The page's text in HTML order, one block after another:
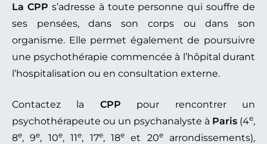
La CPP s’adresse à toute personne qui souffre de
ses pensées, dans son corps ou dans son
organisme. Elle permet également de poursuivre
une psychothérapie commencée à l’hôpital durant
l’hospitalisation ou en consultation externe.
Contactez la CPP pour rencontrer un
psychothérapeute ou un psychanalyste à Paris (4e,
8e, 9e, 10e, 11e, 17e, 18eet 20earrondissements),